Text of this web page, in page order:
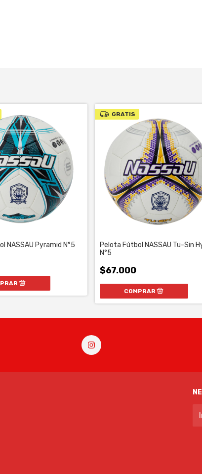
NASSAU Pyramid N°5
GRATIS
Pelota Fútbol NASSAU Tu-Sin
N°5
$67.000